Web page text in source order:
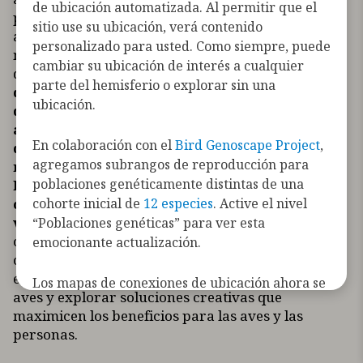
presentan para dar a conocer el alcance de las
actividades humanas y los cambios
medioambientales en todo el hemisferio, a través
de la lente de las aves migratorias. Los mapas de
desafíos de conservación muestran la huella
de las actividades humanas y los cambios
ambientales en todo el hemisferio. Los mapas
de desafíos de conservación de especies
muestran dónde están expuestas las aves a la
huella de las actividades humanas y a los
cambios medioambientales a lo largo de su
viaje migratorio anual. Al visualizar dónde,
cuándo y en qué medida las actividades humanas
coexisten con las aves migratorias, podemos
entender mejor los retos a los que se enfrentan las
aves y explorar soluciones creativas que
maximicen los beneficios para las aves y las
personas.
de ubicación automatizada. Al permitir que el
sitio use su ubicación, verá contenido
personalizado para usted. Como siempre, puede
cambiar su ubicación de interés a cualquier
parte del hemisferio o explorar sin una
ubicación.
En colaboración con elBird Genoscape Project,
agregamos subrangos de reproducción para
poblaciones genéticamente distintas de una
cohorte inicial de 12 especies. Active el nivel
“Poblaciones genéticas” para ver esta
emocionante actualización.
Los mapas de conexiones de ubicación ahora se
pueden filtrar por la tecnología que se utilizó
para registrar las conexiones de las aves (por
ejemplo, telemetría satelital GPS,